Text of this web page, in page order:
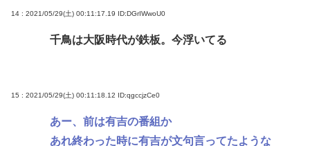
14 : 2021/05/29(土) 00:11:17.19 ID:DGrIWwoU0
千鳥は大阪時代が鉄板。今浮いてる
15 : 2021/05/29(土) 00:11:18.12 ID:qgccjzCe0
あー、前は有吉の番組か
あれ終わった時に有吉が文句言ってたような